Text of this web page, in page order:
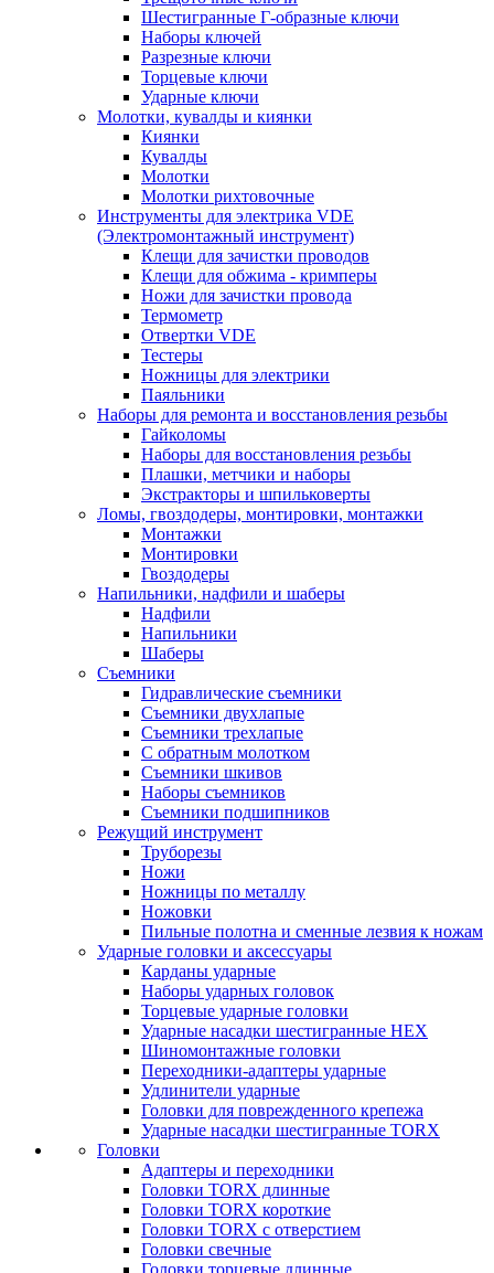
Шестигранные Г-образные ключи
Наборы ключей
Разрезные ключи
Торцевые ключи
Ударные ключи
Молотки, кувалды и киянки
Киянки
Кувалды
Молотки
Молотки рихтовочные
Инструменты для электрика VDE
(Электромонтажный инструмент)
Клещи для зачистки проводов
Клещи для обжима - кримперы
Ножи для зачистки провода
Термометр
Отвертки VDE
Тестеры
Ножницы для электрики
Паяльники
Наборы для ремонта и восстановления резьбы
Гайколомы
Наборы для восстановления резьбы
Плашки, метчики и наборы
Экстракторы и шпильковерты
Ломы, гвоздодеры, монтировки, монтажки
Монтажки
Монтировки
Гвоздодеры
Напильники, надфили и шаберы
Надфили
Напильники
Шаберы
Съемники
Гидравлические съемники
Съемники двухлапые
Съемники трехлапые
С обратным молотком
Съемники шкивов
Наборы съемников
Съемники подшипников
Режущий инструмент
Труборезы
Ножи
Ножницы по металлу
Ножовки
Пильные полотна и сменные лезвия к ножам
Ударные головки и аксессуары
Карданы ударные
Наборы ударных головок
Торцевые ударные головки
Ударные насадки шестигранные HEX
Шиномонтажные головки
Переходники-адаптеры ударные
Удлинители ударные
Головки для поврежденного крепежа
Ударные насадки шестигранные TORX
Головки
Адаптеры и переходники
Головки TORX длинные
Головки TORX короткие
Головки TORX с отверстием
Головки свечные
Головки торцевые длинные